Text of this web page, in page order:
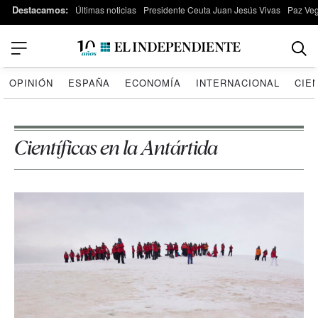
Destacamos: Últimas noticias Presidente Ceuta Juan Jesús Vivas Paz
OPINIÓN ESPAÑA ECONOMÍA INTERNACIONAL
Científicas en la Antártida